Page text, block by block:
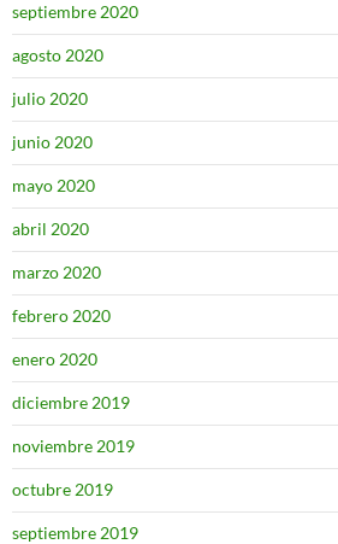
septiembre 2020
agosto 2020
julio 2020
junio 2020
mayo 2020
abril 2020
marzo 2020
febrero 2020
enero 2020
diciembre 2019
noviembre 2019
octubre 2019
septiembre 2019